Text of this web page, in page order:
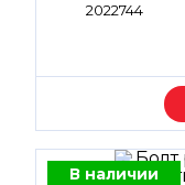
2022744
В наличии